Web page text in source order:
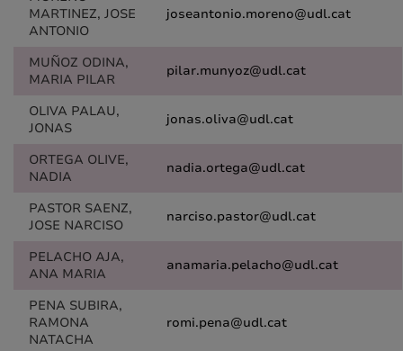
MARTINEZ, JOSE
ANTONIO
joseantonio.moreno@udl.cat
MUÑOZ ODINA,
MARIA PILAR
pilar.munyoz@udl.cat
OLIVA PALAU,
JONAS
jonas.oliva@udl.cat
ORTEGA OLIVE,
NADIA
nadia.ortega@udl.cat
PASTOR SAENZ,
JOSE NARCISO
narciso.pastor@udl.cat
PELACHO AJA,
ANA MARIA
anamaria.pelacho@udl.cat
PENA SUBIRA,
RAMONA
NATACHA
romi.pena@udl.cat